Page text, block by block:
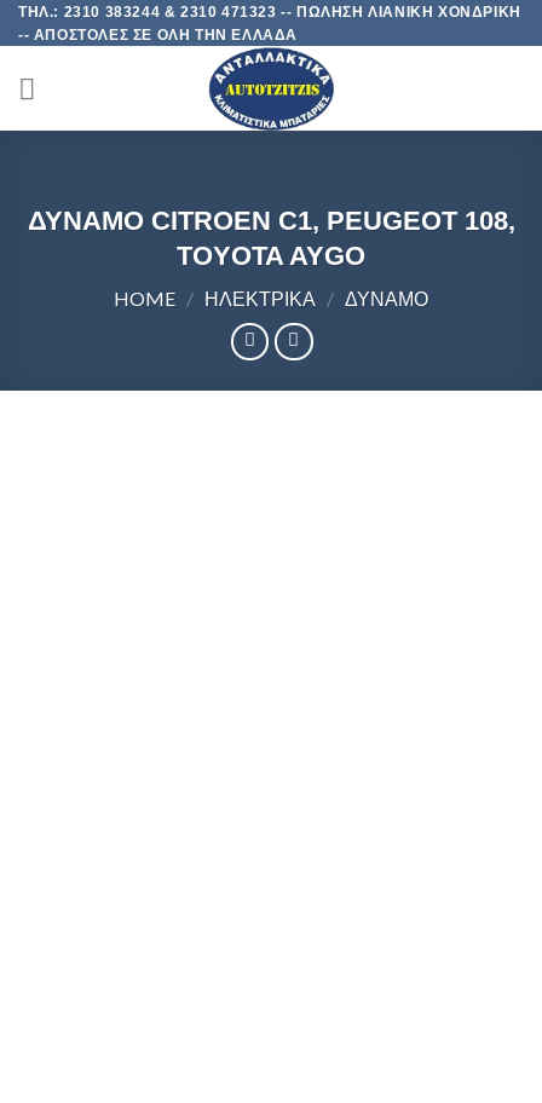
Skip
to
content
ΤΗΛ.: 2310 383244 & 2310 471323 -- ΠΩΛΗΣΗ ΛΙΑΝΙΚΗ ΧΟΝΔΡΙΚΗ
-- ΑΠΟΣΤΟΛΕΣ ΣΕ ΟΛΗ ΤΗΝ ΕΛΛΑΔΑ
ΔΥΝΑΜΟ CITROEN C1, PEUGEOT 108,
TOYOTA AYGO
HOME / ΗΛΕΚΤΡΙΚΑ / ΔΥΝΑΜΟ